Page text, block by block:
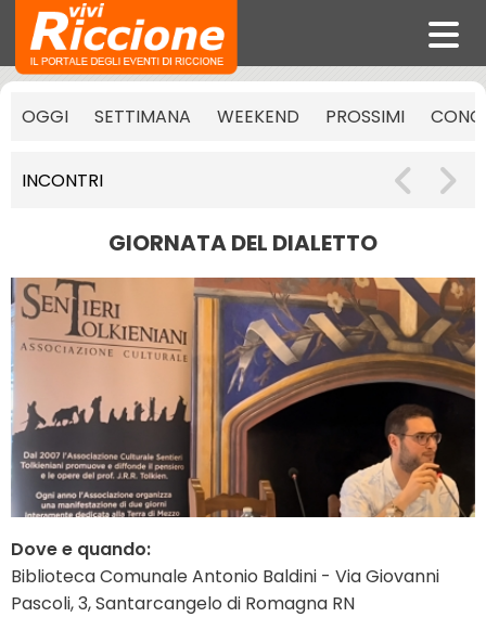
OGGI SETTIMANA WEEKEND PROSSIMI
INCONTRI
GIORNATA DEL DIALETTO
Dove e quando:
Biblioteca Comunale Antonio Baldini - Via Giovanni
Pascoli, 3, Santarcangelo di Romagna RN